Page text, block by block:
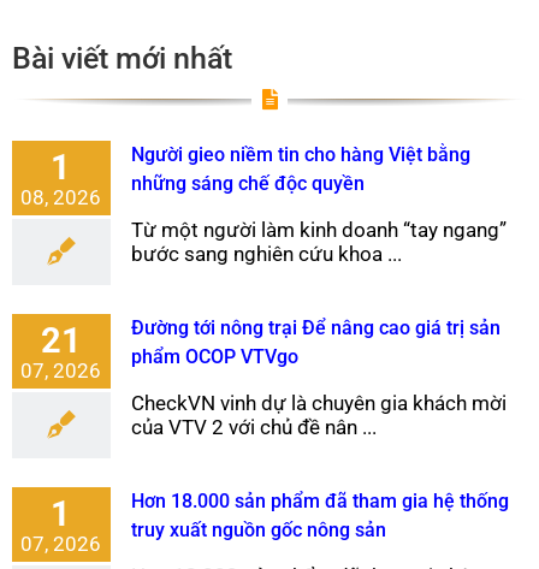
Bài viết mới nhất
1
08, 2026
Người gieo niềm tin cho hàng Việt bằng
những sáng chế độc quyền
Từ một người làm kinh doanh “tay ngang”
bước sang nghiên cứu khoa ...
21
07, 2026
Đường tới nông trại Để nâng cao giá trị sản
phẩm OCOP VTVgo
CheckVN vinh dự là chuyên gia khách mời
của VTV 2 với chủ đề nân ...
1
07, 2026
Hơn 18.000 sản phẩm đã tham gia hệ thống
truy xuất nguồn gốc nông sản